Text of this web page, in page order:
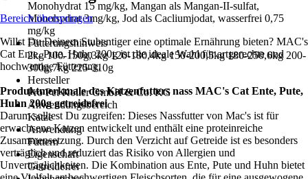
Monohydrat 15 mg/kg, Mangan als Mangan-II-sulfat,
Monohydrat 3mg/kg, Jod als Cacliumjodat, wasserfrei 0,75
mg/kg
Fütterungshinweis
2kg 100-150g,3kg 120-180,4kg 150-200,5kg 180-250,6kg 200-
300g,7kg 225-310g
Hersteller
Pro Pet Koller GmbH & Co. KG
Anwendungsbereich
Katze
Anwendung
Füttern
Eigenschaft
Getreidefrei
Bereich überspringen
Willst Du Deinem Stubentiger eine optimale Ernährung bieten? MAC's
Cat Ente, Pute, Huhn 200g ist die ideale Wahl für artgerechte und
hochwertige Fütterung.
Produktmerkmale des Katzenfutters nass MAC's Cat Ente, Pute,
Huhn 200g getreidefrei
Darum solltest Du zugreifen: Dieses Nassfutter von Mac's ist für
erwachsene Katzen entwickelt und enthält eine proteinreiche
Zusammensetzung. Durch den Verzicht auf Getreide ist es besonders
verträglich und reduziert das Risiko von Allergien und
Unverträglichkeiten. Die Kombination aus Ente, Pute und Huhn bietet